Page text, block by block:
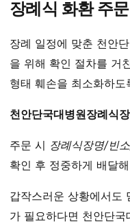
장례식 화환 주
장례 일정에 맞춘 천안
을 위해 확인 절차를 거
형태 훼손을 최소화하도
천안단국대병원장례식
주문 시 장례식장명/빈
확인 후 정중하게 배달
갑작스러운 상황에서도
가 필요하다면 천안단